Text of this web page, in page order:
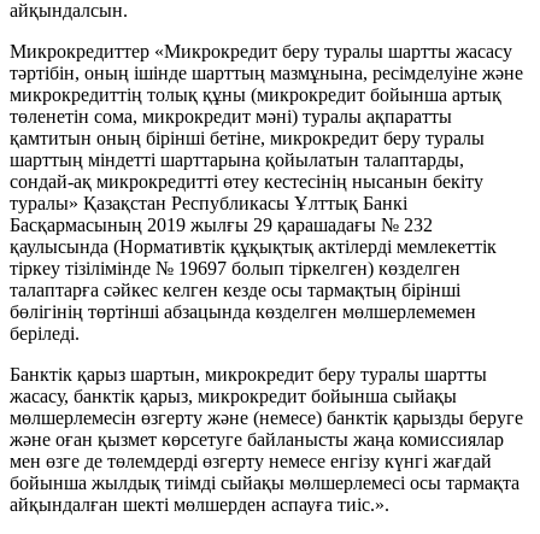
айқындалсын.
Микрокредиттер «Микрокредит беру туралы шартты жасасу
тәртібін, оның ішінде шарттың мазмұнына, ресімделуіне және
микрокредиттің толық құны (микрокредит бойынша артық
төленетін сома, микрокредит мәні) туралы ақпаратты
қамтитын оның бірінші бетіне, микрокредит беру туралы
шарттың міндетті шарттарына қойылатын талаптарды,
сондай-ақ микрокредитті өтеу кестесінің нысанын бекіту
туралы» Қазақстан Республикасы Ұлттық Банкі
Басқармасының 2019 жылғы 29 қарашадағы № 232
қаулысында (Нормативтік құқықтық актілерді мемлекеттік
тіркеу тізілімінде № 19697 болып тіркелген) көзделген
талаптарға сәйкес келген кезде осы тармақтың бірінші
бөлігінің төртінші абзацында көзделген мөлшерлемемен
беріледі.
Банктік қарыз шартын, микрокредит беру туралы шартты
жасасу, банктік қарыз, микрокредит бойынша сыйақы
мөлшерлемесін өзгерту және (немесе) банктік қарызды беруге
және оған қызмет көрсетуге байланысты жаңа комиссиялар
мен өзге де төлемдерді өзгерту немесе енгізу күнгі жағдай
бойынша жылдық тиімді сыйақы мөлшерлемесі осы тармақта
айқындалған шекті мөлшерден аспауға тиіс.».